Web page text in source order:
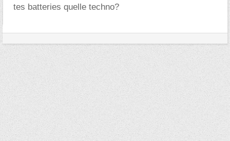
tes batteries quelle techno?